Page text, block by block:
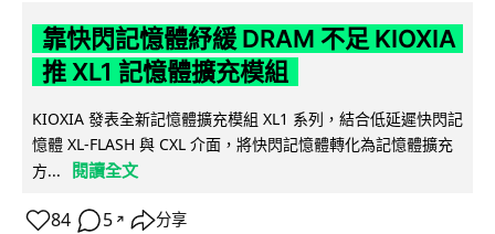
靠快閃記憶體紓緩 DRAM 不足 KIOXIA
推 XL1 記憶體擴充模組
KIOXIA 發表全新記憶體擴充模組 XL1 系列，結合低延遲快閃記
憶體 XL-FLASH 與 CXL 介面，將快閃記憶體轉化為記憶體擴充
方...
閱讀全文
84 5 ↗ 分享